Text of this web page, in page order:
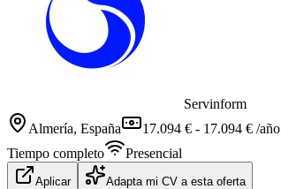
Servinform
Almería, España 17.094 € - 17.094 € /año
Tiempo completo
Presencial
Aplicar Adapta mi CV a esta oferta